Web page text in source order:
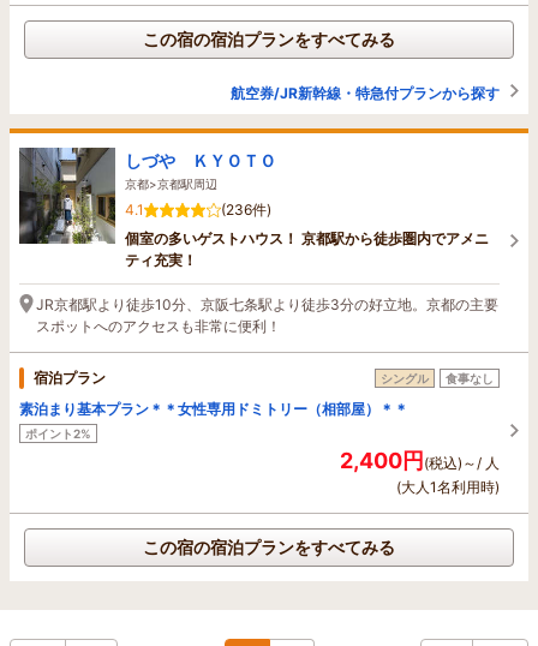
この宿の宿泊プランをすべてみる
航空券/JR新幹線・特急付プランから探す
しづや ＫＹＯＴＯ
京都>京都駅周辺
4.1
(236件)
個室の多いゲストハウス！ 京都駅から徒歩圏内でアメニ
ティ充実！
JR京都駅より徒歩10分、京阪七条駅より徒歩3分の好立地。京都の主要
スポットへのアクセスも非常に便利！
宿泊プラン シングル 食事なし
素泊まり基本プラン＊＊女性専用ドミトリー（相部屋）＊＊
ポイント2%
2,400円(税込)～/ 人
(大人1名利用時)
この宿の宿泊プランをすべてみる